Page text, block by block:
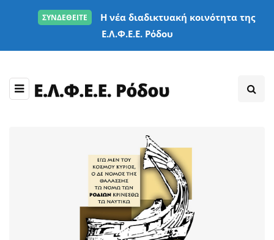
ΣΥΝΔΕΘΕΙΤΕ
Η νέα διαδικτυακή κοινότητα της
Ε.Λ.Φ.Ε.Ε. Ρόδου